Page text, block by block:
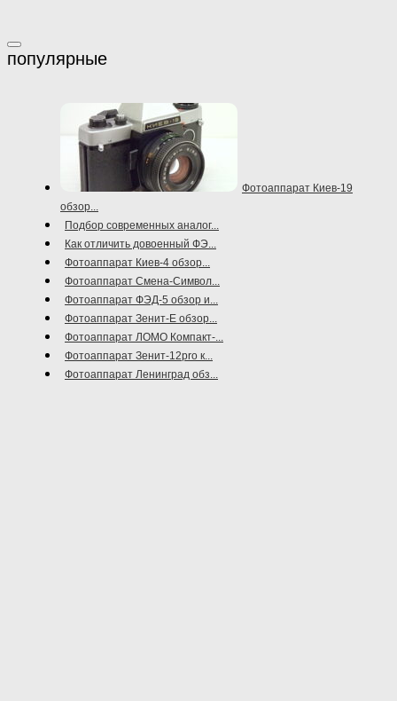
Фотоаппарат Киев-19
обзор...
Подбор современных аналог...
Как отличить довоенный ФЭ...
Фотоаппарат Киев-4 обзор...
Фотоаппарат Смена-Символ...
Фотоаппарат ФЭД-5 обзор и...
Фотоаппарат Зенит-Е обзор...
Фотоаппарат ЛОМО Компакт-...
Фотоаппарат Зенит-12pro к...
Фотоаппарат Ленинград обз...